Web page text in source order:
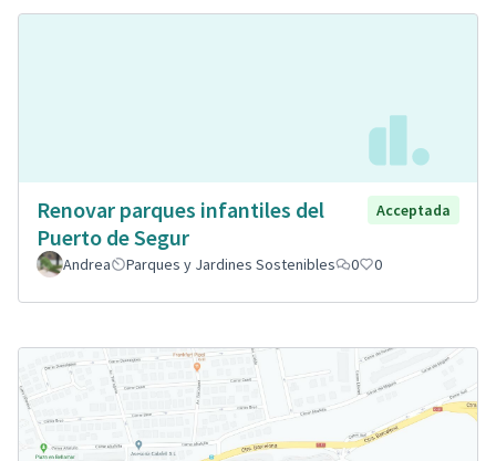
Renovar parques infantiles del
Puerto de Segur
Acceptada
Andrea Parques y Jardines Sostenibles 0 0